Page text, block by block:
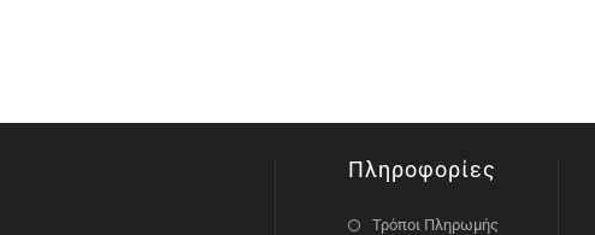
Πληροφορίες
Τρόποι Πληρωμής